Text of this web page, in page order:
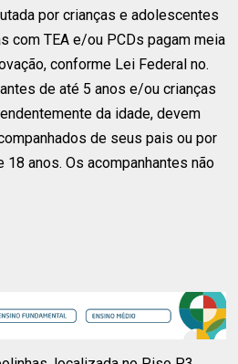
por crianças e adolescentes
com TEA e/ou PCDs pagam meia
conforme Lei Federal no.
de até 5 anos e/ou crianças
da idade, devem
de seus pais ou por
anos. Os acompanhantes não